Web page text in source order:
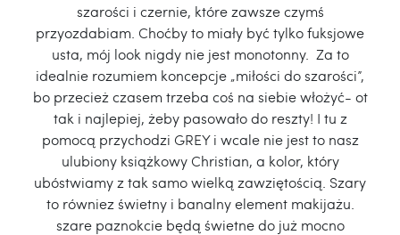
szarości i czernie, które zawsze czymś
przyozdabiam. Choćby to miały być tylko fuksjowe
usta, mój look nigdy nie jest monotonny. Za to
idealnie rozumiem koncepcje „miłości do szarości”,
bo przecież czasem trzeba coś na siebie włożyć- ot
tak i najlepiej, żeby pasowało do reszty! I tu z
pomocą przychodzi GREY i wcale nie jest to nasz
ulubiony książkowy Christian, a kolor, który
ubóstwiamy z tak samo wielką zawziętością. Szary
to równiez świetny i banalny element makijażu.
szare paznokcie będą świetne do już mocno